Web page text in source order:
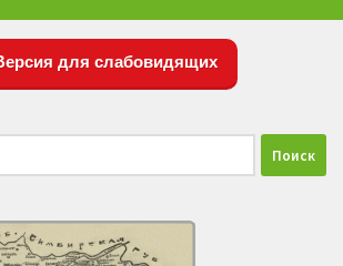
для слабовидящих